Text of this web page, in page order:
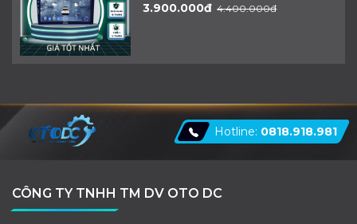
3.900.000đ 4.400.000đ
Hotline: 0818.918.981
CÔNG TY TNHH TM DV OTO DC